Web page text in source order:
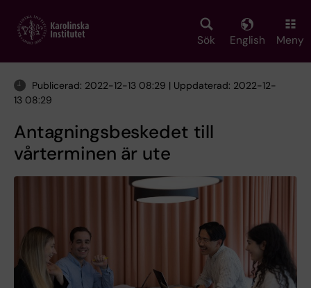
main
Sök English Meny
Publicerad: 2022-12-13 08:29 | Uppdaterad: 2022-12-
13 08:29
Antagningsbeskedet till
vårterminen är ute